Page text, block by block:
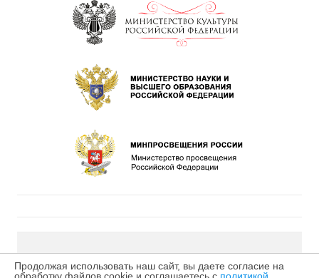
Продолжая использовать наш сайт, вы даете согласие на